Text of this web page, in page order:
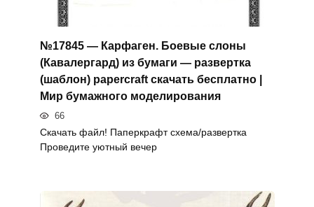
№17845 — Карфаген. Боевые слоны
(Кавалергард) из бумаги — развертка
(шаблон) papercraft скачать бесплатно |
Мир бумажного моделирования
66
Скачать файл! Паперкрафт схема/развертка
Проведите уютный вечер